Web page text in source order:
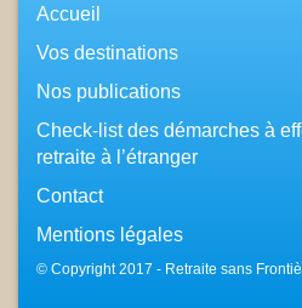
Accueil
Vos destinations
Nos publications
Check-list des démarches à
retraite à l’étranger
Contact
Mentions légales
© Copyright 2017 - Retraite sans